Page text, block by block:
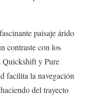
paisaje árido
contraste con los
Quickshift y Pure
facilita la navegación
del trayecto